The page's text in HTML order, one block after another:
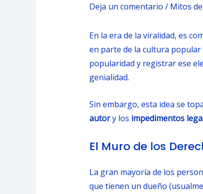
Deja un comentario / Mitos
En la era de la viralidad, es
en parte de la cultura popular
popularidad y registrar ese
genialidad.
Sin embargo, esta idea se
autory los impedimentos
El Muro de los
La gran mayoría de los
que tienen un dueño